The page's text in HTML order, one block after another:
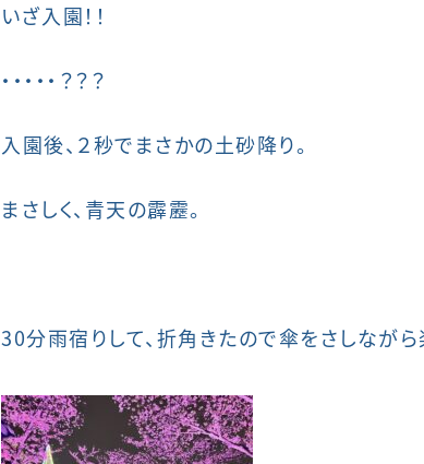
いざ入園！！
・・・・・？？？
入園後、２秒でまさかの土砂降り。
まさしく、青天の霹靂。
30分雨宿りして、折角きたので傘をさしなが